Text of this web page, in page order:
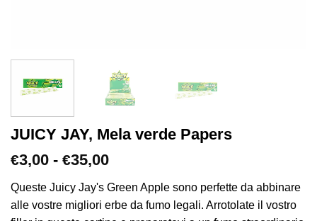
JUICY JAY, Mela verde Papers
€3,00 - €35,00Fascia
prezzo:
da
Queste Juicy Jay's Green Apple sono perfette da abbinare
alle vostre migliori erbe da fumo legali. Arrotolate il vostro